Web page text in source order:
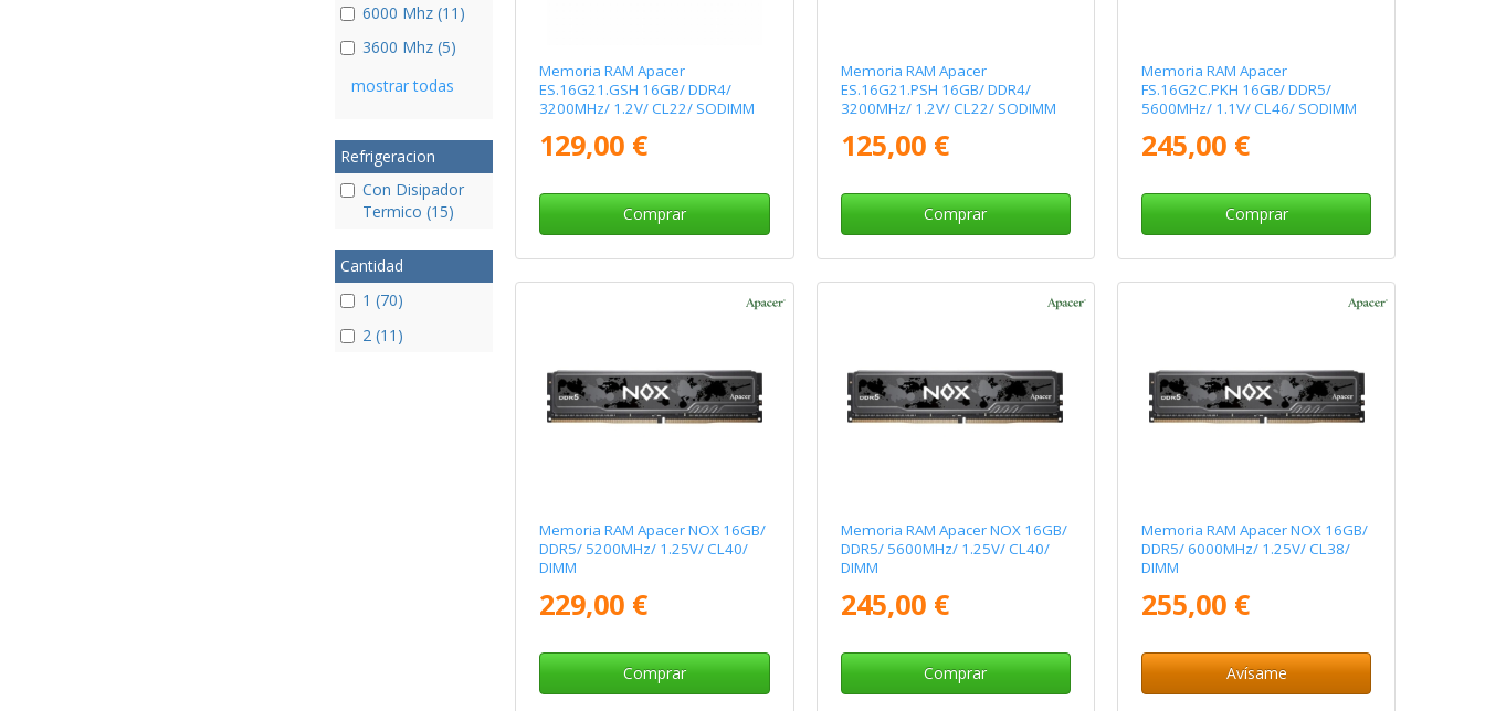
6000 Mhz (11)
3600 Mhz (5)
mostrar todas
Refrigeracion
Con Disipador
Termico (15)
Cantidad
1 (70)
2 (11)
Memoria RAM Apacer
ES.16G21.GSH 16GB/ DDR4/
3200MHz/ 1.2V/ CL22/ SODIMM
129,00 €
Comprar
Memoria RAM Apacer
ES.16G21.PSH 16GB/ DDR4/
3200MHz/ 1.2V/ CL22/ SODIMM
125,00 €
Comprar
Memoria RAM Apacer
FS.16G2C.PKH 16GB/ DDR5/
5600MHz/ 1.1V/ CL46/ SODIMM
245,00 €
Comprar
Memoria RAM Apacer NOX 16GB/
DDR5/ 5200MHz/ 1.25V/ CL40/
DIMM
229,00 €
Comprar
Memoria RAM Apacer NOX 16GB/
DDR5/ 5600MHz/ 1.25V/ CL40/
DIMM
245,00 €
Comprar
Memoria RAM Apacer NOX 16GB/
DDR5/ 6000MHz/ 1.25V/ CL38/
DIMM
255,00 €
Avísame